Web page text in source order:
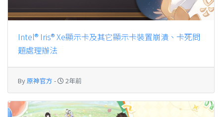
Intel® Iris® Xe顯示卡及其它顯示卡裝置崩潰、卡死問
題處理辦法
By原神官方 - 2年前